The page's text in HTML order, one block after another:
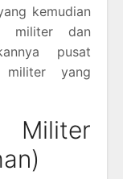
kemudian
militer dan
pusat
militer yang